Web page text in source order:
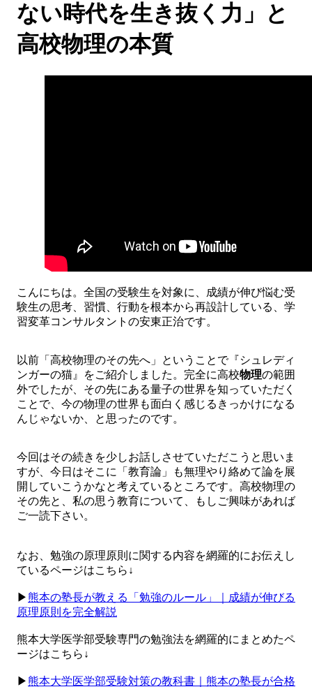
ない時代を生き抜く力」と
高校物理の本質
こんにちは。全国の受験生を対象に、成績が伸び悩む受
験生の思考、習慣、行動を根本から再設計している、学
習変革コンサルタントの安東正治です。
以前「高校物理のその先へ」ということで『シュレディ
ンガーの猫』をご紹介しました。完全に高校物理の範囲
外でしたが、その先にある量子の世界を知っていただく
ことで、今の物理の世界も面白く感じるきっかけになる
んじゃないか、と思ったのです。
今回はその続きを少しお話しさせていただこうと思いま
すが、今日はそこに「教育論」も無理やり絡めて論を展
開していこうかなと考えているところです。高校物理の
その先と、私の思う教育について、もしご興味があれば
ご一読下さい。
なお、勉強の原理原則に関する内容を網羅的にお伝えし
ているページはこちら↓
▶︎熊本の塾長が教える「勉強のルール」｜成績が伸びる
原理原則を完全解説
熊本大学医学部受験専門の勉強法を網羅的にまとめたペ
ージはこちら↓
▶︎熊本大学医学部受験対策の教科書｜熊本の塾長が合格